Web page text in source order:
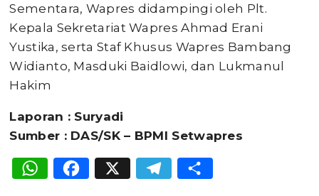
Sementara, Wapres didampingi oleh Plt.
Kepala Sekretariat Wapres Ahmad Erani
Yustika, serta Staf Khusus Wapres Bambang
Widianto, Masduki Baidlowi, dan Lukmanul
Hakim
Laporan : Suryadi
Sumber : DAS/SK – BPMI Setwapres
WhatsApp
Facebook
X Telegram